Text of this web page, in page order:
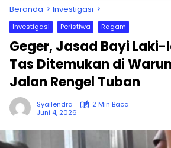
Beranda Investigasi
Investigasi Peristiwa Ragam
Geger, Jasad Bayi
Tas Ditemukan di
Jalan Rengel Tuban
Syailendra
2 Min Baca
Juni 4, 2026